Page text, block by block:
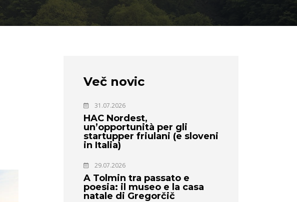
Več novic
31.07.2026
HAC Nordest,
un’opportunità per gli
startupper friulani (e sloveni
in Italia)
29.07.2026
A Tolmin tra passato e
poesia: il museo e la casa
natale di Gregorčič